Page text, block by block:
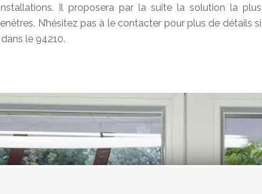
Il proposera par la suite la solution la plus
N’hésitez pas à le contacter pour plus de détails si
le 94210.